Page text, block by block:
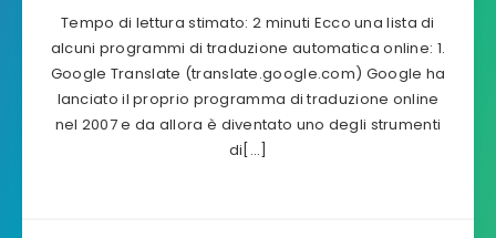
Tempo di lettura stimato: 2 minuti Ecco una lista di
alcuni programmi di traduzione automatica online: 1.
Google Translate (translate.google.com) Google ha
lanciato il proprio programma di traduzione online
nel 2007 e da allora è diventato uno degli strumenti
di[…]